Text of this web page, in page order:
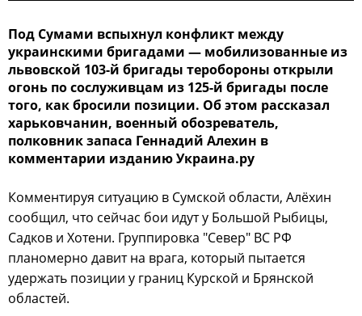
Под Сумами вспыхнул конфликт между
украинскими бригадами — мобилизованные из
львовской 103-й бригады теробороны открыли
огонь по сослуживцам из 125-й бригады после
того, как бросили позиции. Об этом рассказал
харьковчанин, военный обозреватель,
полковник запаса Геннадий Алехин в
комментарии изданию Украина.ру
Комментируя ситуацию в Сумской области, Алёхин
сообщил, что сейчас бои идут у Большой Рыбицы,
Садков и Хотени. Группировка "Север" ВС РФ
планомерно давит на врага, который пытается
удержать позиции у границ Курской и Брянской
областей.